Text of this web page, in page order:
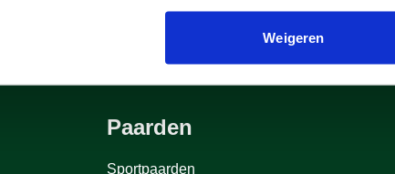
Weigeren
Paarden
Sportpaarden